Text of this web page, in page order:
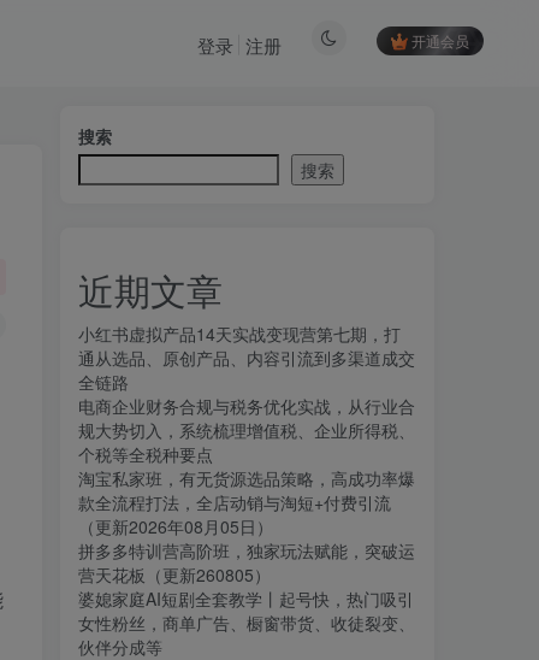
开通会员
登录 注册
搜索
搜索
近期文章
小红书虚拟产品14天实战变现营第七期，打
通从选品、原创产品、内容引流到多渠道成交
全链路
电商企业财务合规与税务优化实战，从行业合
规大势切入，系统梳理增值税、企业所得税、
个税等全税种要点
淘宝私家班，有无货源选品策略，高成功率爆
款全流程打法，全店动销与淘短+付费引流
（更新2026年08月05日）
拼多多特训营高阶班，独家玩法赋能，突破运
营天花板（更新260805）
婆媳家庭AI短剧全套教学丨起号快，热门吸引
女性粉丝，商单广告、橱窗带货、收徒裂变、
伙伴分成等